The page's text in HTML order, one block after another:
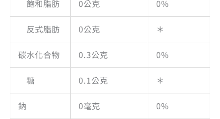
飽和脂肪 0公克 0%
反式脂肪 0公克 ＊
碳水化合物 0.3公克 0%
糖 0.1公克 ＊
鈉 0毫克 0%